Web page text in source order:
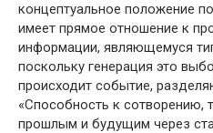
концептуальное положение
имеет прямое отношение к
информации, являющемуся
поскольку генерация это
происходит событие,
«Способность к
прошлым и будущим через